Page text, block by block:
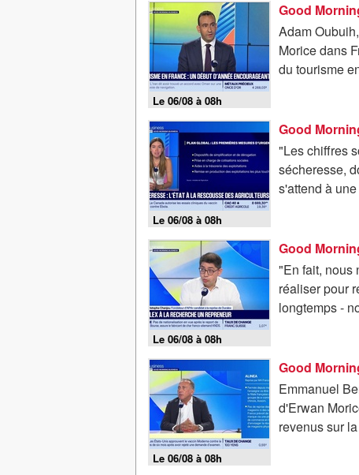
Le 06/08 à 08h
Adam
Morice dans
du tourisme
Le 06/08 à 08h
"Les chiffres
sécheresse,
s'attend à
Le 06/08 à 08h
Good
"En fait, nous
réaliser pour
longtemps -
Le 06/08 à 08h
Emmanuel
d'Erwan
revenus sur